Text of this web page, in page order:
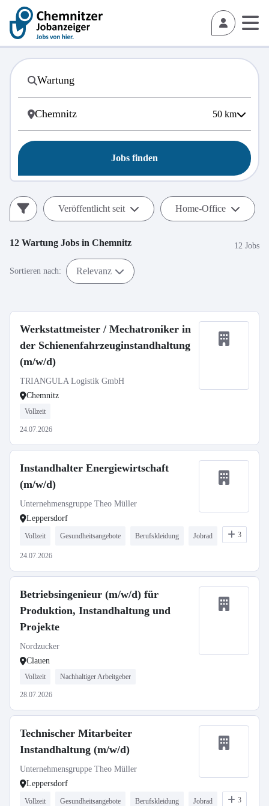
50 km
Jobs finden
Veröffentlicht seit Home-Office
12 Wartung Jobs in Chemnitz 12 Jobs
Sortieren nach: Relevanz
Werkstattmeister / Mechatroniker in
der Schienenfahrzeuginstandhaltung
(m/w/d)
TRIANGULA Logistik GmbH
Chemnitz
Vollzeit
24.07.2026
Instandhalter Energiewirtschaft
(m/w/d)
Unternehmensgruppe Theo Müller
Leppersdorf
Vollzeit Gesundheitsangebote Berufskleidung Jobrad 3
24.07.2026
Betriebsingenieur (m/w/d) für
Produktion, Instandhaltung und
Projekte
Nordzucker
Clauen
Vollzeit Nachhaltiger Arbeitgeber
28.07.2026
Technischer Mitarbeiter
Instandhaltung (m/w/d)
Unternehmensgruppe Theo Müller
Leppersdorf
Vollzeit Gesundheitsangebote Berufskleidung Jobrad 3